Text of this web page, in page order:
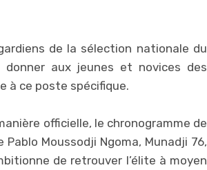
de la sélection nationale du
aux jeunes et novices des
à ce poste spécifique.
officielle, le chronogramme de
Moussodji Ngoma, Munadji 76,
de retrouver l’élite à moyen